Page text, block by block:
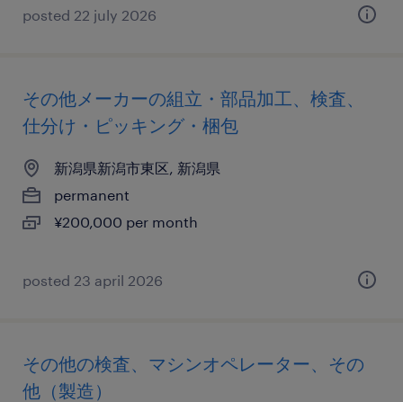
posted 22 july 2026
その他メーカーの組立・部品加工、検査、
仕分け・ピッキング・梱包
新潟県新潟市東区, 新潟県
permanent
¥200,000 per month
posted 23 april 2026
その他の検査、マシンオペレーター、その
他（製造）